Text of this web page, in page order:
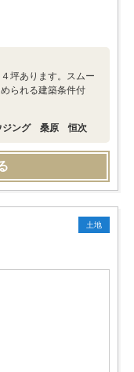
坪あります。スムー
られる建築条件付
ジング 桑原 恒次
土地